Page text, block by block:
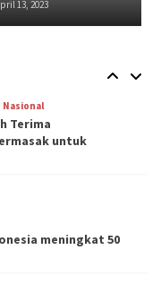
13, 2023
Nasional
Terima
untuk
meningkat 50